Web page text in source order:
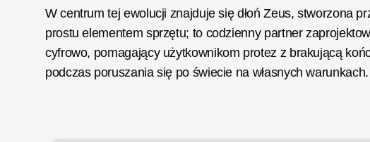
W centrum tej ewolucji znajduje się dłoń Zeus, stworzona
prostu elementem sprzętu; to codzienny partner
cyfrowo, pomagający użytkownikom protez z brakującą
podczas poruszania się po świecie na własnych warunkach.